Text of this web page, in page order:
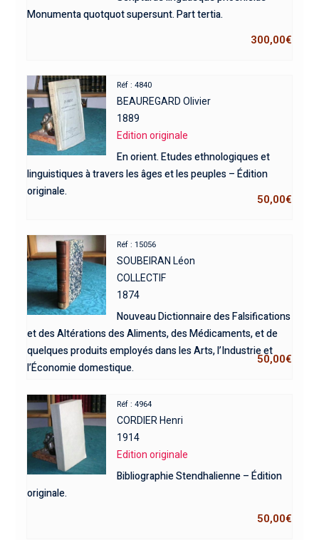
Monumenta quotquot supersunt. Part tertia.
300,00€
Réf : 4840
BEAUREGARD Olivier
1889
Edition originale
En orient. Etudes ethnologiques et
linguistiques à travers les âges et les peuples – Édition
originale.
50,00€
Réf : 15056
SOUBEIRAN Léon
COLLECTIF
1874
Nouveau Dictionnaire des Falsifications
et des Altérations des Aliments, des Médicaments, et de
quelques produits employés dans les Arts, l’Industrie et
l’Économie domestique.
50,00€
Réf : 4964
CORDIER Henri
1914
Edition originale
Bibliographie Stendhalienne – Édition
originale.
50,00€